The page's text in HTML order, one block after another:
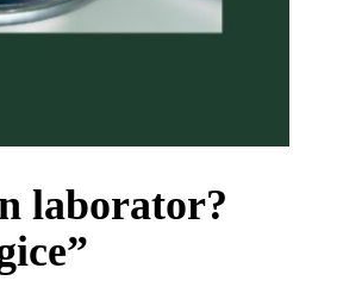
laborator?